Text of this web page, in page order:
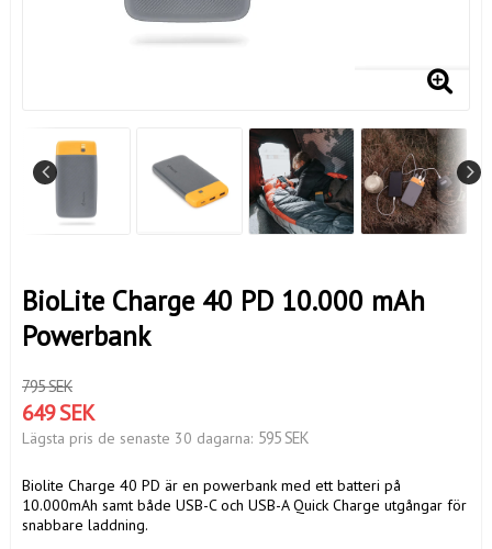
BioLite Charge 40 PD 10.000 mAh
Powerbank
795 SEK
649 SEK
Lägsta pris de senaste 30 dagarna 595 SEK
Biolite Charge 40 PD är en powerbank med ett batteri på
10.000mAh samt både USB-C och USB-A Quick Charge utgångar för
snabbare laddning.